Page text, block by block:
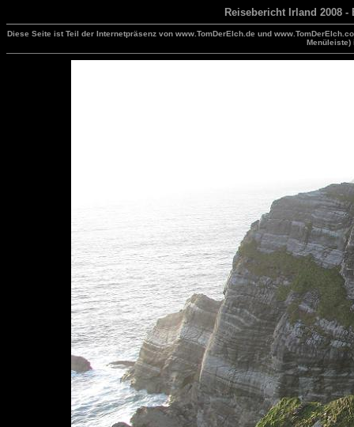
Reisebericht Irland 2008
Diese Seite ist Teil der Internetpräsenz von www.TomDerElch.de und